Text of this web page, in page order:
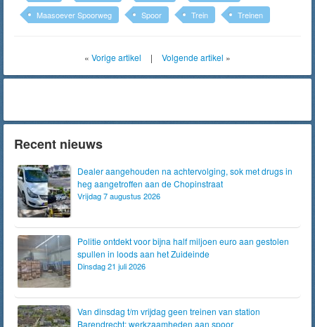
Maasoever Spoorweg Spoor Trein Treinen
« Vorige artikel | Volgende artikel »
Recent nieuws
Dealer aangehouden na achtervolging, sok met drugs in
heg aangetroffen aan de Chopinstraat
Vrijdag 7 augustus 2026
Politie ontdekt voor bijna half miljoen euro aan gestolen
spullen in loods aan het Zuideinde
Dinsdag 21 juli 2026
Van dinsdag t/m vrijdag geen treinen van station
Barendrecht; werkzaamheden aan spoor